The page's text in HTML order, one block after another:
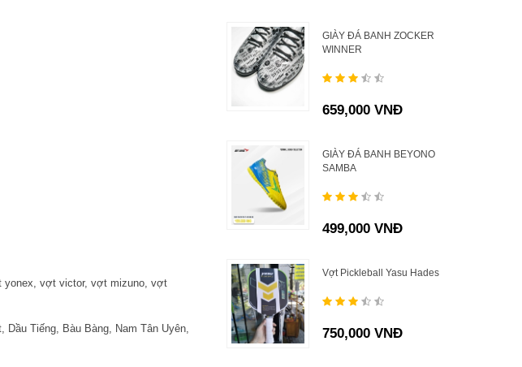
yonex, vợt victor, vợt mizuno, vợt
Tiếng, Bàu Bàng, Nam Tân Uyên,
GIÀY ĐÁ BANH ZOCKER
WINNER
659,000 VNĐ
GIÀY ĐÁ BANH BEYONO
SAMBA
499,000 VNĐ
Vợt Pickleball Yasu Hades
750,000 VNĐ